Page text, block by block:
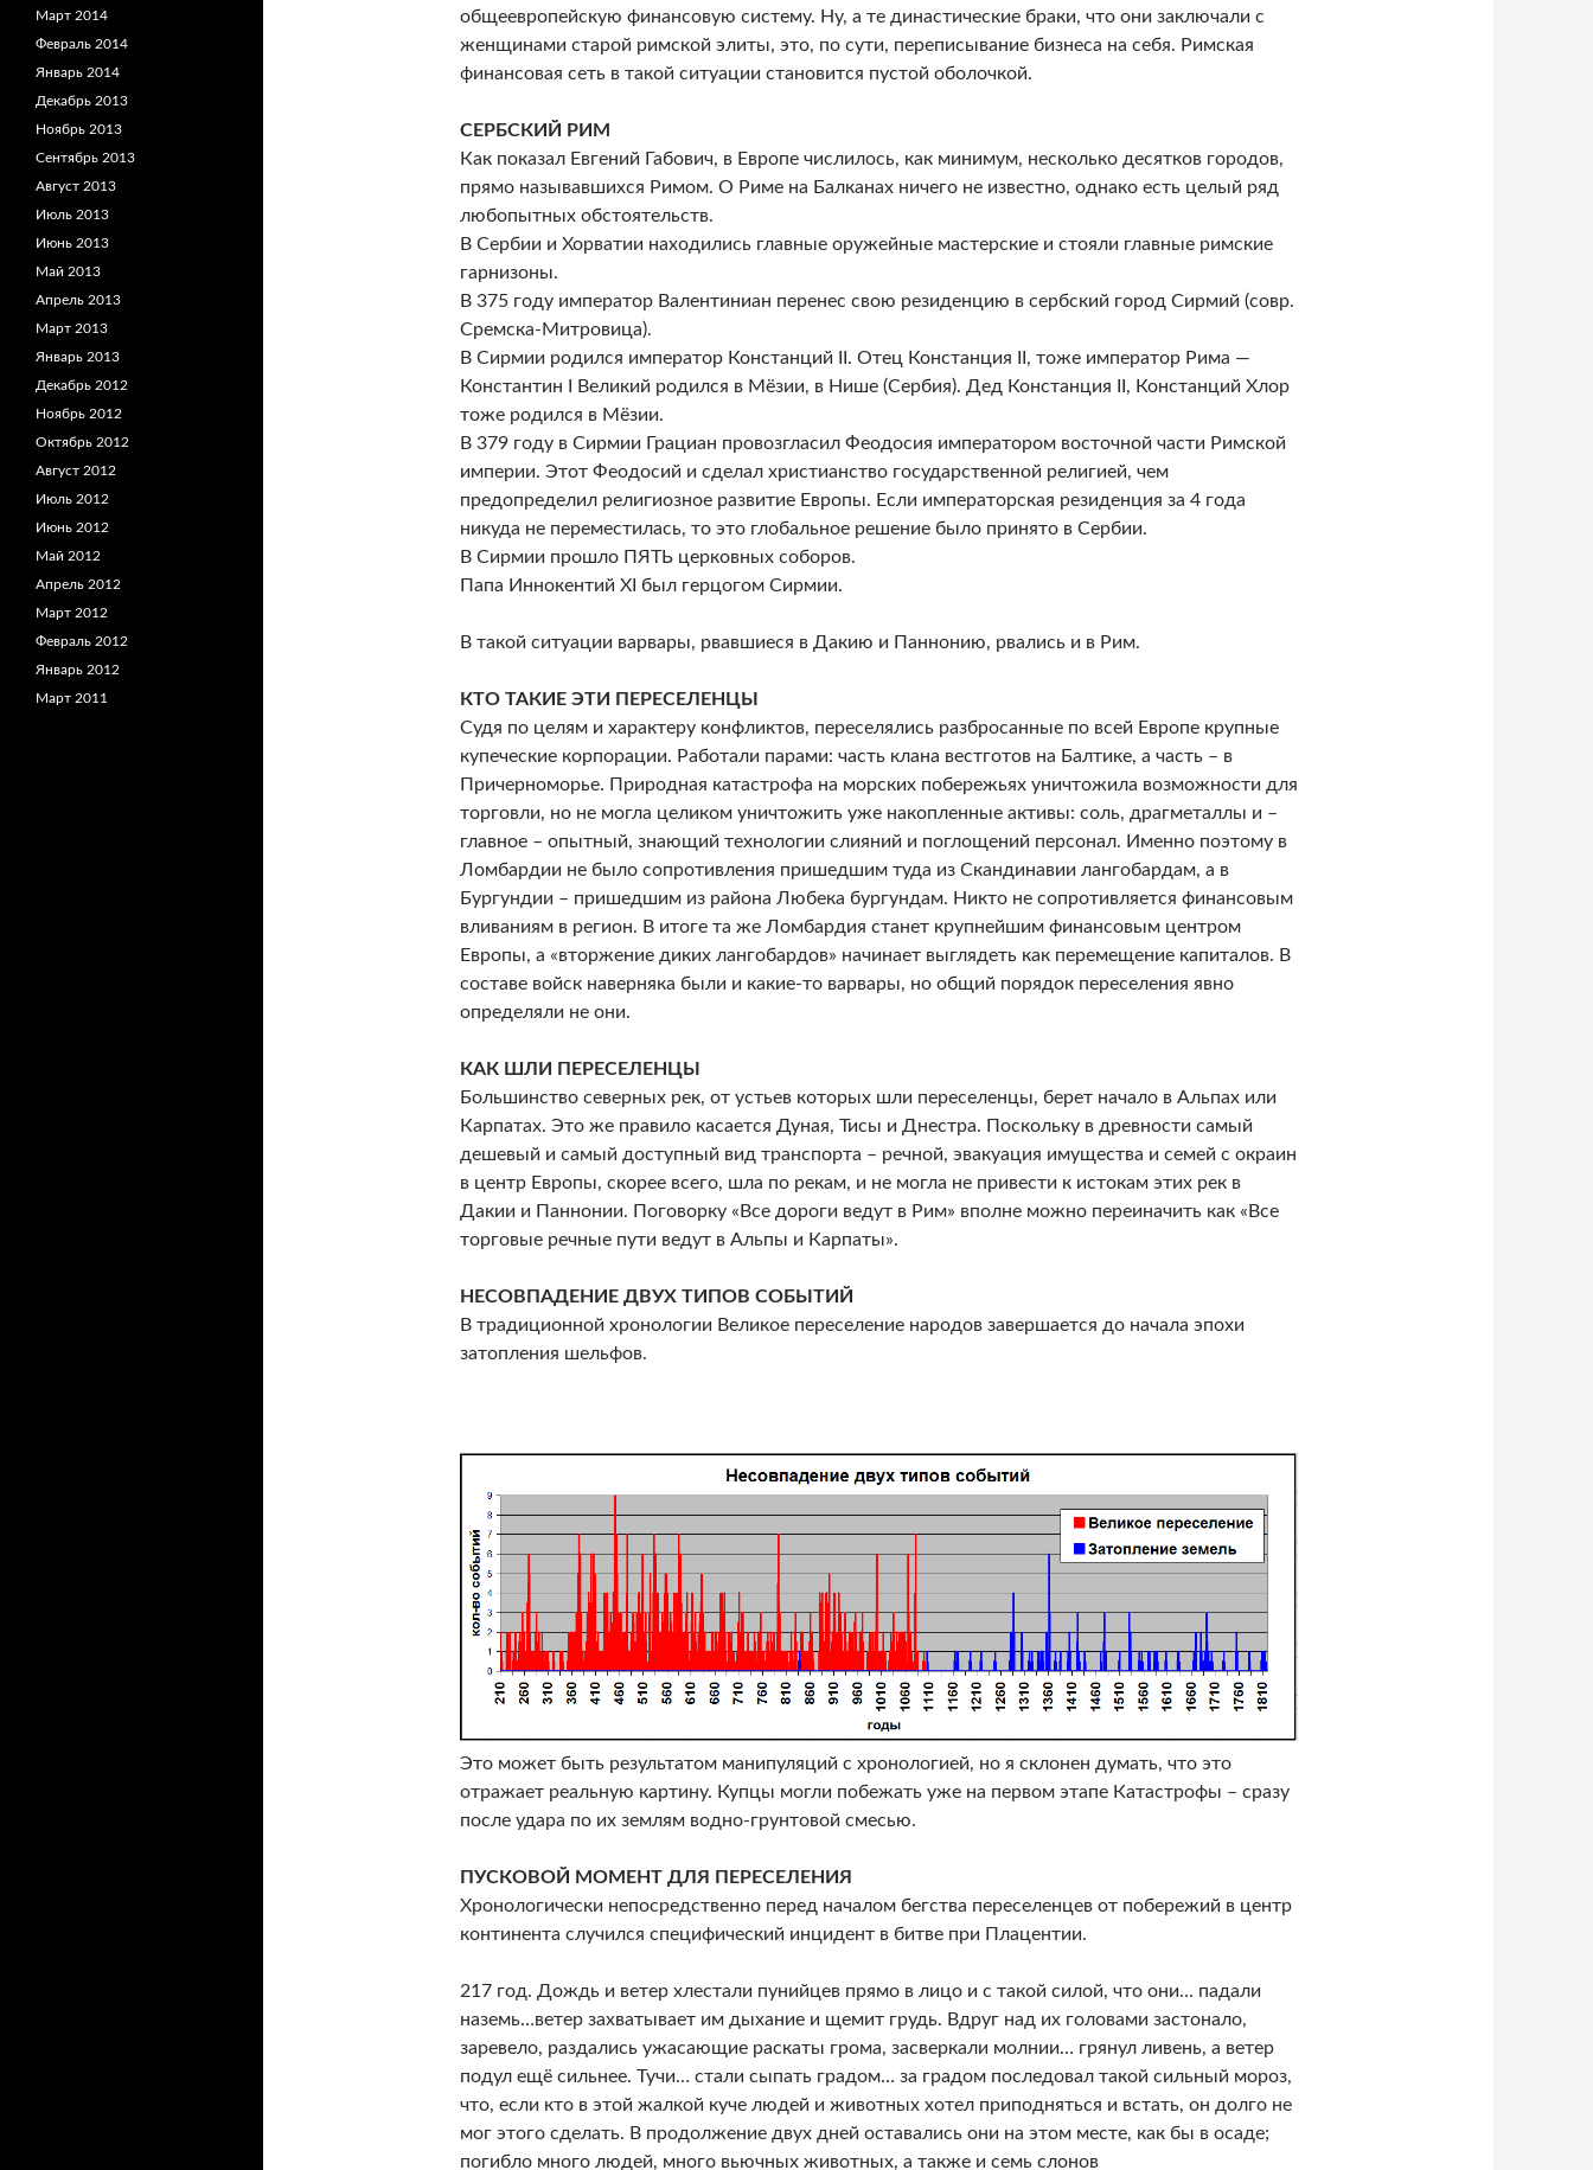
общеевропейскую финансовую систему. Ну, а те династические браки, что они заключали с
женщинами старой римской элиты, это, по сути, переписывание бизнеса на себя. Римская
финансовая сеть в такой ситуации становится пустой оболочкой.
СЕРБСКИЙ РИМ
Как показал Евгений Габович, в Европе числилось, как минимум, несколько десятков городов,
прямо называвшихся Римом. О Риме на Балканах ничего не известно, однако есть целый ряд
любопытных обстоятельств.
В Сербии и Хорватии находились главные оружейные мастерские и стояли главные римские
гарнизоны.
В 375 году император Валентиниан перенес свою резиденцию в сербский город Сирмий (совр.
Сремска-Митровица).
В Сирмии родился император Констанций II. Отец Констанция II, тоже император Рима —
Константин I Великий родился в Мёзии, в Нише (Сербия). Дед Констанция II, Констанций Хлор
тоже родился в Мёзии.
В 379 году в Сирмии Грациан провозгласил Феодосия императором восточной части Римской
империи. Этот Феодосий и сделал христианство государственной религией, чем
предопределил религиозное развитие Европы. Если императорская резиденция за 4 года
никуда не переместилась, то это глобальное решение было принято в Сербии.
В Сирмии прошло ПЯТЬ церковных соборов.
Папа Иннокентий XI был герцогом Сирмии.
В такой ситуации варвары, рвавшиеся в Дакию и Паннонию, рвались и в Рим.
КТО ТАКИЕ ЭТИ ПЕРЕСЕЛЕНЦЫ
Судя по целям и характеру конфликтов, переселялись разбросанные по всей Европе крупные
купеческие корпорации. Работали парами: часть клана вестготов на Балтике, а часть – в
Причерноморье. Природная катастрофа на морских побережьях уничтожила возможности для
торговли, но не могла целиком уничтожить уже накопленные активы: соль, драгметаллы и –
главное – опытный, знающий технологии слияний и поглощений персонал. Именно поэтому в
Ломбардии не было сопротивления пришедшим туда из Скандинавии лангобардам, а в
Бургундии – пришедшим из района Любека бургундам. Никто не сопротивляется финансовым
вливаниям в регион. В итоге та же Ломбардия станет крупнейшим финансовым центром
Европы, а «вторжение диких лангобардов» начинает выглядеть как перемещение капиталов. В
составе войск наверняка были и какие-то варвары, но общий порядок переселения явно
определяли не они.
КАК ШЛИ ПЕРЕСЕЛЕНЦЫ
Большинство северных рек, от устьев которых шли переселенцы, берет начало в Альпах или
Карпатах. Это же правило касается Дуная, Тисы и Днестра. Поскольку в древности самый
дешевый и самый доступный вид транспорта – речной, эвакуация имущества и семей с окраин
в центр Европы, скорее всего, шла по рекам, и не могла не привести к истокам этих рек в
Дакии и Паннонии. Поговорку «Все дороги ведут в Рим» вполне можно переиначить как «Все
торговые речные пути ведут в Альпы и Карпаты».
НЕСОВПАДЕНИЕ ДВУХ ТИПОВ СОБЫТИЙ
В традиционной хронологии Великое переселение народов завершается до начала эпохи
затопления шельфов.
Это может быть результатом манипуляций с хронологией, но я склонен думать, что это
отражает реальную картину. Купцы могли побежать уже на первом этапе Катастрофы – сразу
после удара по их землям водно-грунтовой смесью.
ПУСКОВОЙ МОМЕНТ ДЛЯ ПЕРЕСЕЛЕНИЯ
Хронологически непосредственно перед началом бегства переселенцев от побережий в центр
континента случился специфический инцидент в битве при Плацентии.
217 год. Дождь и ветер хлестали пунийцев прямо в лицо и с такой силой, что они… падали
наземь…ветер захватывает им дыхание и щемит грудь. Вдруг над их головами застонало,
заревело, раздались ужасающие раскаты грома, засверкали молнии… грянул ливень, а ветер
подул ещё сильнее. Тучи… стали сыпать градом… за градом последовал такой сильный мороз,
что, если кто в этой жалкой куче людей и животных хотел приподняться и встать, он долго не
мог этого сделать. В продолжение двух дней оставались они на этом месте, как бы в осаде;
погибло много людей, много вьючных животных, а также и семь слонов
Март 2014
Февраль 2014
Январь 2014
Декабрь 2013
Ноябрь 2013
Сентябрь 2013
Август 2013
Июль 2013
Июнь 2013
Май 2013
Апрель 2013
Март 2013
Январь 2013
Декабрь 2012
Ноябрь 2012
Октябрь 2012
Август 2012
Июль 2012
Июнь 2012
Май 2012
Апрель 2012
Март 2012
Февраль 2012
Январь 2012
Март 2011